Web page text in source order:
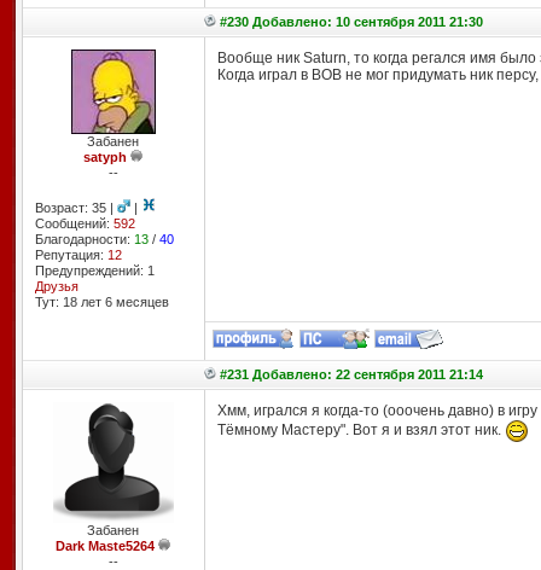
#230 Добавлено: 10 сентября 2011 21:30
Забанен
satyph
--
Возраст: 35 |
|
Сообщений: 592
Благодарности: 13/ 40
Репутация: 12
Предупреждений: 1
Друзья
Тут: 18 лет 6 месяцев
Вообще ник Saturn, то когда регался имя
Когда играл в ВОВ не мог придумать ник
#231 Добавлено: 22 сентября 2011 21:14
Забанен
Dark Maste5264
--
Хмм, игрался я когда-то (ооочень давно) в
Тёмному Мастеру". Вот я и взял этот ник.